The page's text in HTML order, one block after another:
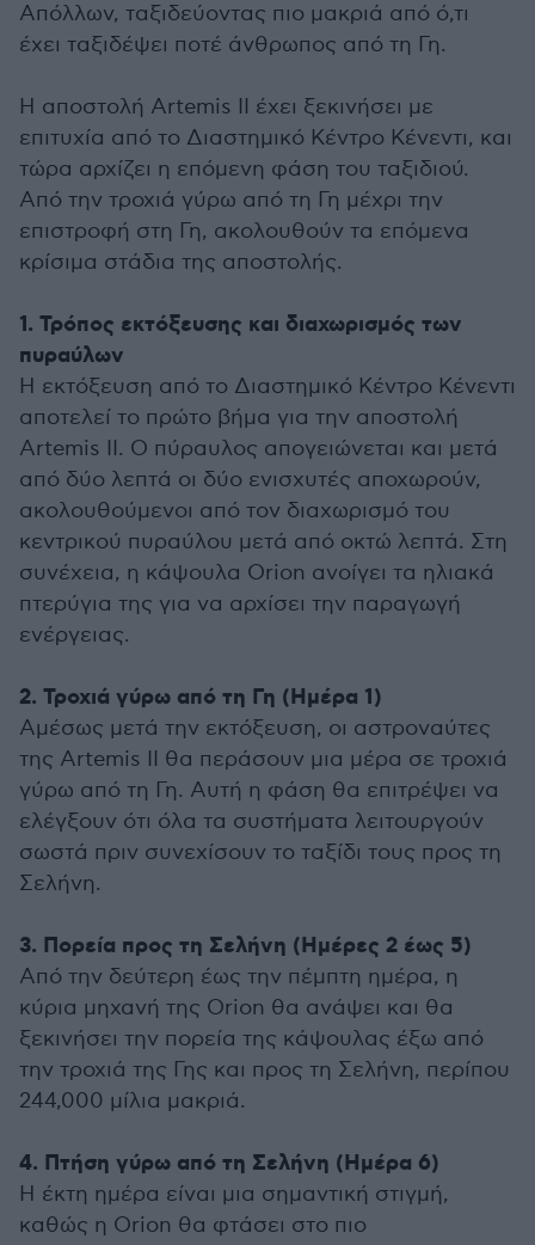
Απόλλων, ταξιδεύοντας πιο μακριά από ό,τι
έχει ταξιδέψει ποτέ άνθρωπος από τη Γη.
Η αποστολή Artemis II έχει ξεκινήσει με
επιτυχία από το Διαστημικό Κέντρο Κένεντι, και
τώρα αρχίζει η επόμενη φάση του ταξιδιού.
Από την τροχιά γύρω από τη Γη μέχρι την
επιστροφή στη Γη, ακολουθούν τα επόμενα
κρίσιμα στάδια της αποστολής.
1. Τρόπος εκτόξευσης και διαχωρισμός των
πυραύλων
Η εκτόξευση από το Διαστημικό Κέντρο Κένεντι
αποτελεί το πρώτο βήμα για την αποστολή
Artemis II. Ο πύραυλος απογειώνεται και μετά
από δύο λεπτά οι δύο ενισχυτές αποχωρούν,
ακολουθούμενοι από τον διαχωρισμό του
κεντρικού πυραύλου μετά από οκτώ λεπτά. Στη
συνέχεια, η κάψουλα Orion ανοίγει τα ηλιακά
πτερύγια της για να αρχίσει την παραγωγή
ενέργειας.
2. Τροχιά γύρω από τη Γη (Ημέρα 1)
Αμέσως μετά την εκτόξευση, οι αστροναύτες
της Artemis II θα περάσουν μια μέρα σε τροχιά
γύρω από τη Γη. Αυτή η φάση θα επιτρέψει να
ελέγξουν ότι όλα τα συστήματα λειτουργούν
σωστά πριν συνεχίσουν το ταξίδι τους προς τη
Σελήνη.
3. Πορεία προς τη Σελήνη (Ημέρες 2 έως 5)
Από την δεύτερη έως την πέμπτη ημέρα, η
κύρια μηχανή της Orion θα ανάψει και θα
ξεκινήσει την πορεία της κάψουλας έξω από
την τροχιά της Γης και προς τη Σελήνη, περίπου
244,000 μίλια μακριά.
4. Πτήση γύρω από τη Σελήνη (Ημέρα 6)
Η έκτη ημέρα είναι μια σημαντική στιγμή,
καθώς η Orion θα φτάσει στο πιο